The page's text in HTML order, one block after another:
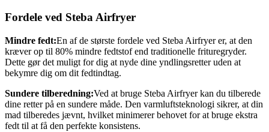
Fordele ved Steba Airfryer
Mindre fedt:En af de største fordele ved Steba Airfryer er, at den
kræver op til 80% mindre fedtstof end traditionelle frituregryder.
Dette gør det muligt for dig at nyde dine yndlingsretter uden at
bekymre dig om dit fedtindtag.
Sundere tilberedning:Ved at bruge Steba Airfryer kan du tilberede
dine retter på en sundere måde. Den varmluftsteknologi sikrer, at din
mad tilberedes jævnt, hvilket minimerer behovet for at bruge ekstra
fedt til at få den perfekte konsistens.